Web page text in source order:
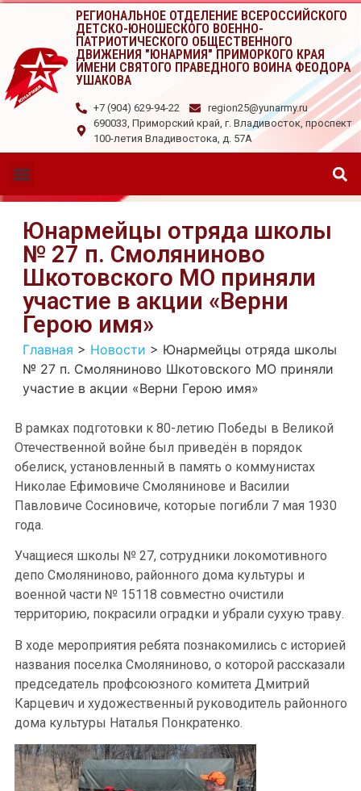
РЕГИОНАЛЬНОЕ ОТДЕЛЕНИЕ ВСЕРОССИЙСКОГО
ДЕТСКО-ЮНОШЕСКОГО ВОЕННО-
ПАТРИОТИЧЕСКОГО ОБЩЕСТВЕННОГО
ДВИЖЕНИЯ "ЮНАРМИЯ" ПРИМОРКОГО КРАЯ
ИМЕНИ СВЯТОГО ПРАВЕДНОГО ВОИНА ФЕОДОРА
УШАКОВА
+7 (904) 629-94-22
region25@yunarmy.ru
690033, Приморский край, г. Владивосток, проспект
100-летия Владивостока, д. 57А
Юнармейцы отряда школы
№ 27 п. Смоляниново
Шкотовского МО приняли
участие в акции «Верни
Герою имя»
Главная > Новости > Юнармейцы отряда школы
№ 27 п. Смоляниново Шкотовского МО приняли
участие в акции «Верни Герою имя»
В рамках подготовки к 80-летию Победы в Великой
Отечественной войне был приведён в порядок
обелиск, установленный в память о коммунистах
Николае Ефимовиче Смолянинове и Василии
Павловиче Сосиновиче, которые погибли 7 мая 1930
года.
Учащиеся школы № 27, сотрудники локомотивного
депо Смоляниново, районного дома культуры и
военной части № 15118 совместно очистили
территорию, покрасили оградки и убрали сухую траву.
В ходе мероприятия ребята познакомились с историей
названия поселка Смоляниново, о которой рассказали
председатель профсоюзного комитета Дмитрий
Карцевич и художественный руководитель районного
дома культуры Наталья Понкратенко.